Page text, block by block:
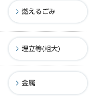
燃えるごみ
埋立等(粗大)
金属